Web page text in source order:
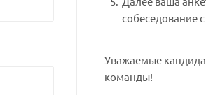
собеседование
Уважаемые
команды!